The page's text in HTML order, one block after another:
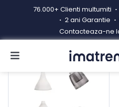
76.000+ Clienti multumiti
2 ani Garantie
Contacteaza-ne
Toggle
Navigation
Produse
Resigilate
-66%